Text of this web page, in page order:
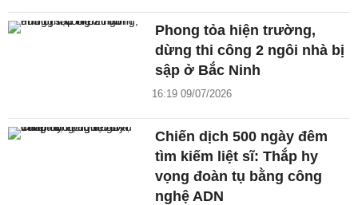
Phong tỏa hiện trường,
dừng thi công 2 ngôi nhà bị
sập ở Bắc Ninh
16:19 09/07/2026
Chiến dịch 500 ngày đêm
tìm kiếm liệt sĩ: Thắp hy
vọng đoàn tụ bằng công
nghệ ADN